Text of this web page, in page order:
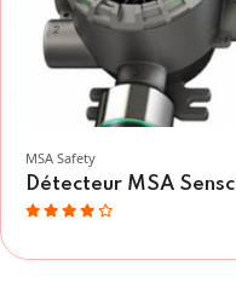
MSA Safety
Détecteur MSA